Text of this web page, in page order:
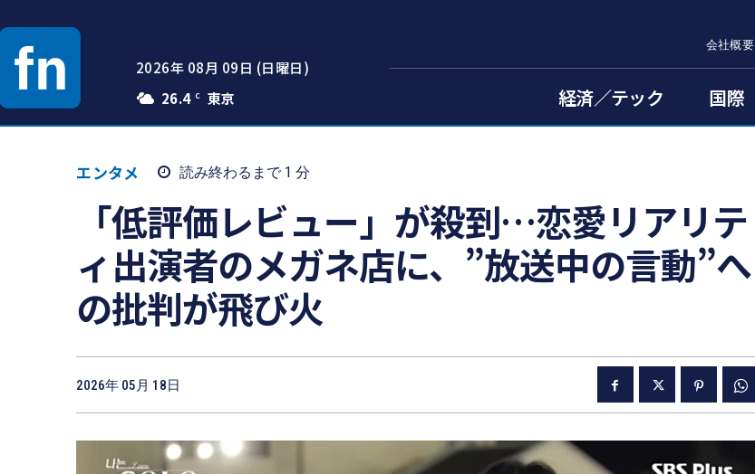
2026年 08月 09日 (日曜日)
26.4 C
会社概要
経済／テック 国際
エンタメ 読み終わるまで 1 分
「低評価レビュー」が殺到…恋愛リアリテ
ィ出演者のメガネ店に、”放送中の言動”へ
の批判が飛び火
2026年 05月 18日